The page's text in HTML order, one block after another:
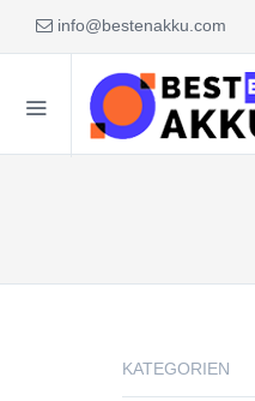
info@bestenakku.com
KATEGORIEN